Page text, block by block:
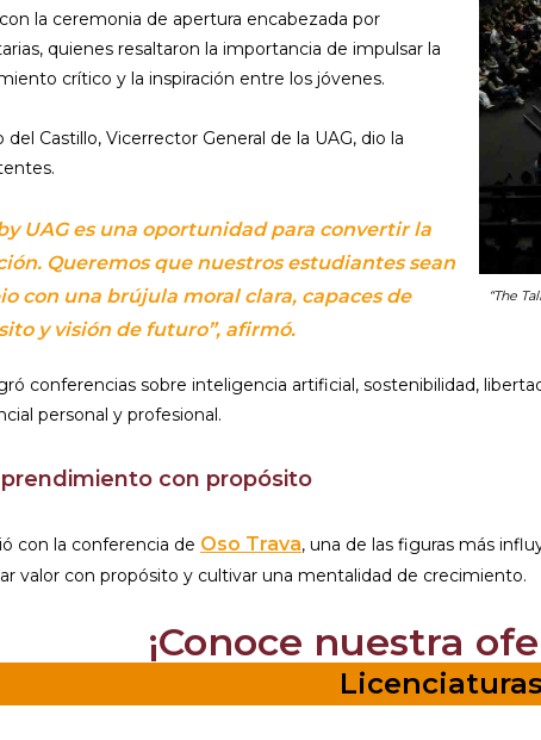
la ceremonia de apertura encabezada por
quienes resaltaron la importancia de impulsar la
crítico y la inspiración entre los jóvenes.
Castillo, Vicerrector General de la UAG, dio la
UAG es una oportunidad para convertir la
Queremos que nuestros estudiantes sean
con una brújula moral clara, capaces de
y visión de futuro”, afirmó.
“The
conferencias sobre inteligencia artificial, sostenibilidad,
personal y profesional.
con propósito
con la conferencia de Oso Trava, una de las figuras más
valor con propósito y cultivar una mentalidad de crecimiento.
¡Conoce nuestra